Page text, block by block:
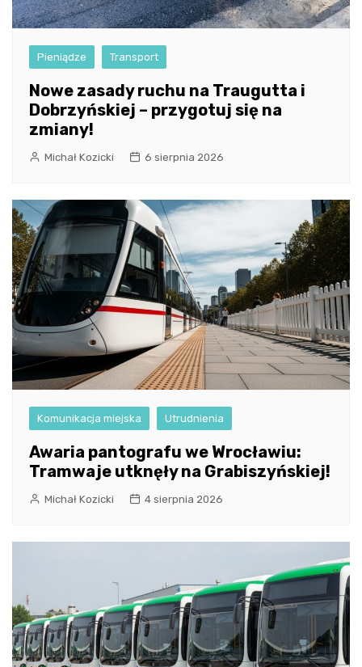
Pieniądze Transport
Nowe zasady ruchu na Traugutta i
Dobrzyńskiej – przygotuj się na
zmiany!
Michał Kozicki 6 sierpnia 2026
Komunikacja miejska Utrudnienia
Awaria pantografu we Wrocławiu:
Tramwaje utknęły na Grabiszyńskiej!
Michał Kozicki 4 sierpnia 2026